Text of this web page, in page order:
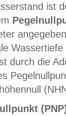
ist
durch die